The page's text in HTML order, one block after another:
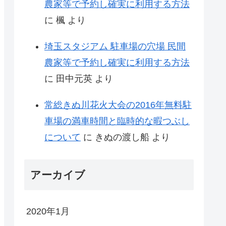
農家等で予約し確実に利用する方法
に 楓 より
埼玉スタジアム 駐車場の穴場 民間
農家等で予約し確実に利用する方法
に 田中元英 より
常総きぬ川花火大会の2016年無料駐
車場の満車時間と臨時的な暇つぶし
について に きぬの渡し船 より
アーカイブ
2020年1月